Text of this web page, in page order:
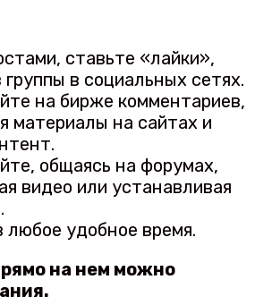
ставьте «лайки»,
группы в социальных сетях.
на бирже комментариев,
материалы на сайтах и
общаясь на форумах,
видео или устанавливая
любое удобное время.
на нем можно